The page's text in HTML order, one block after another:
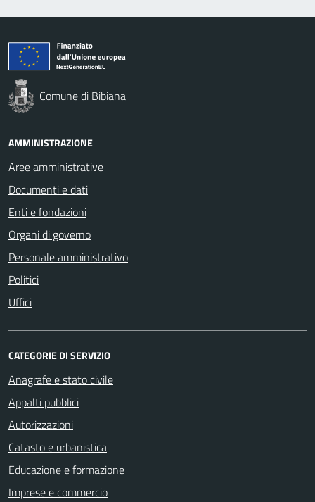
Comune di Bibiana
AMMINISTRAZIONE
Aree amministrative
Documenti e dati
Enti e fondazioni
Organi di governo
Personale amministrativo
Politici
Uffici
CATEGORIE DI SERVIZIO
Anagrafe e stato civile
Appalti pubblici
Autorizzazioni
Catasto e urbanistica
Educazione e formazione
Imprese e commercio